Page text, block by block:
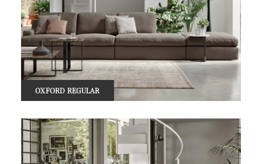
OXFORD REGULAR